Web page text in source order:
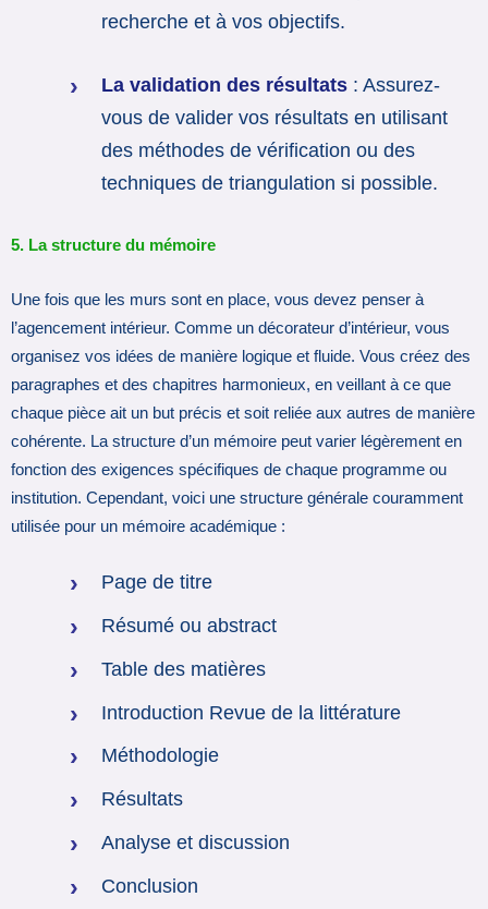
recherche et à vos objectifs.
La validation des résultats : Assurez-
vous de valider vos résultats en utilisant
des méthodes de vérification ou des
techniques de triangulation si possible.
5. La structure du mémoire
Une fois que les murs sont en place, vous devez penser à
l’agencement intérieur. Comme un décorateur d’intérieur, vous
organisez vos idées de manière logique et fluide. Vous créez des
paragraphes et des chapitres harmonieux, en veillant à ce que
chaque pièce ait un but précis et soit reliée aux autres de manière
cohérente. La structure d’un mémoire peut varier légèrement en
fonction des exigences spécifiques de chaque programme ou
institution. Cependant, voici une structure générale couramment
utilisée pour un mémoire académique :
Page de titre
Résumé ou abstract
Table des matières
Introduction Revue de la littérature
Méthodologie
Résultats
Analyse et discussion
Conclusion